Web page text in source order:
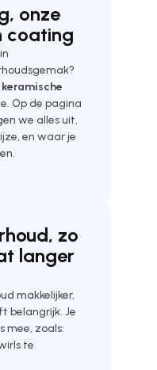
onze
coating
Op de pagina
we alles uit,
en waar je
zo
langer
makkelijker,
belangrijk. Je
mee, zoals:
te